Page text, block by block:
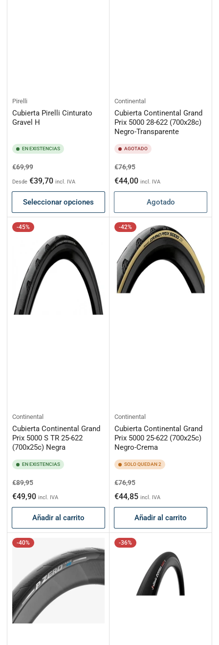
Pirelli
Cubierta Pirelli Cinturato
Gravel H
EN EXISTENCIAS
Precio
habitual
€69,99Precio
de
oferta
Desde €39,70 incl. IVA
Seleccionar opciones
Continental
Cubierta Continental Grand
Prix 5000 28-622 (700x28c)
Negro-Transparente
AGOTADO
Precio
habitual
€76,95Precio
de
oferta
€44,00 incl. IVA
Agotado
-45%
Continental
Cubierta Continental Grand
Prix 5000 S TR 25-622
(700x25c) Negra
EN EXISTENCIAS
Precio
habitual
€89,95Precio
de
oferta
€49,90 incl. IVA
Añadir al carrito
-42%
Continental
Cubierta Continental Grand
Prix 5000 25-622 (700x25c)
Negro-Crema
SOLO QUEDAN 2
Precio
habitual
€76,95Precio
de
oferta
€44,85 incl. IVA
Añadir al carrito
-40% -36%